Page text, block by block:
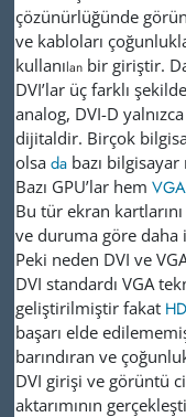
çözünürlüğünde
ve kabloları
kullanılan bir giriştir.
DVI’lar üç farklı
analog, DVI-D yalnızca
dijitaldir. Birçok
olsa da bazı
Bazı GPU’lar hem VGA
Bu tür ekran
ve duruma göre
Peki neden DVI ve
DVI standardı VGA
geliştirilmiştir fakat
başarı elde
barındıran ve
DVI girişi ve görüntü
aktarımının